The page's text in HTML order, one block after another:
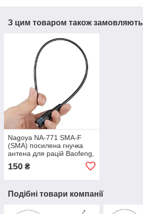
З цим товаром також замовляють
Nagoya NA-771 SMA-F
(SMA) посилена гнучка
антена для рацій Baofeng,
144/430MHz 39 см
150 ₴
Подібні товари компанії